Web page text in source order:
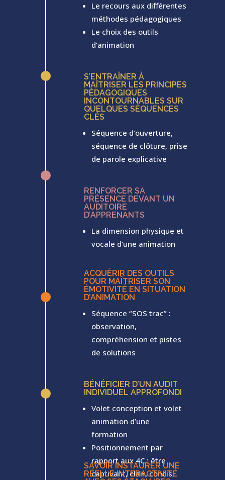
Le recours aux différentes
méthodes pédagogiques
Le choix des outils
d’animation
^
S’ENTRAÎNER À
MAÎTRISER LES PRINCIPES
PÉDAGOGIQUES
INCONTOURNABLES SUR
QUELQUES SÉQUENCES
CLÉS
Séquence d’ouverture,
séquence de clôture, prise
de parole explicative
^
RENFORCER SA
PRÉSENCE DEVANT UN
AUDITOIRE
D’APPRENANTS
La dimension physique et
vocale d’une animation
^
ACQUÉRIR DES OUTILS
POUR MAÎTRISER SON
ÉMOTIVITÉ EN SITUATION
D’ANIMATION
Séquence “SOS trac” :
observation,
compréhension et pistes
de solutions
^
BÉNÉFICIER D’UN AUDIT
INDIVIDUEL APPROFONDI
Volet conception et volet
animation d’une
formation
Positionnement par
rapport aux 4C : être
captivant, clair, concis,
SAVOIR INSTAURER UNE
RÉELLE INTERACTIVITÉ